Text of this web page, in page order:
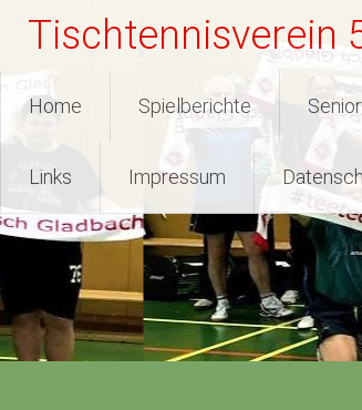
Tischtennisverein
Home Spielberichte
Links Impressum